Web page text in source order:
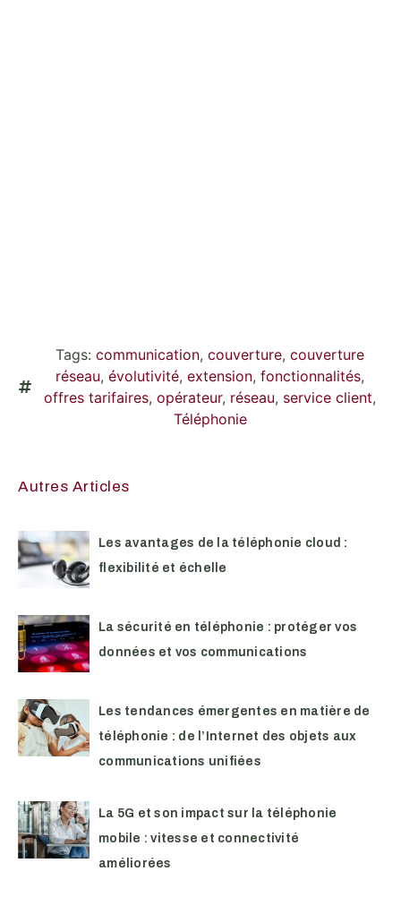
Tags: communication, couverture, couverture
réseau, évolutivité, extension, fonctionnalités,
offres tarifaires, opérateur, réseau, service client,
Téléphonie
Autres Articles
Les avantages de la téléphonie cloud :
flexibilité et échelle
La sécurité en téléphonie : protéger vos
données et vos communications
Les tendances émergentes en matière de
téléphonie : de l’Internet des objets aux
communications unifiées
La 5G et son impact sur la téléphonie
mobile : vitesse et connectivité
améliorées